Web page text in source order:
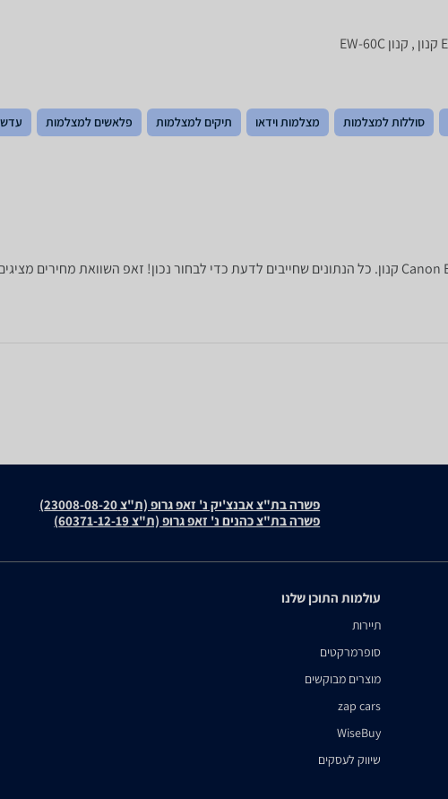
סוללות למצלמות מצלמות וידאו תיקים למצלמות פלאשים למצלמות
פשרה בת"צ אבנצ'יק נ' זאפ גרופ (ת"צ 23008-08-20)
פשרה בת"צ כהנים נ' זאפ גרופ (ת"צ 60371-12-19)
עולמות התוכן שלנו
תיירות
סופרמרקטים
מוצרים מבוקשים
zap cars
WiseBuy
שיווק לעסקים